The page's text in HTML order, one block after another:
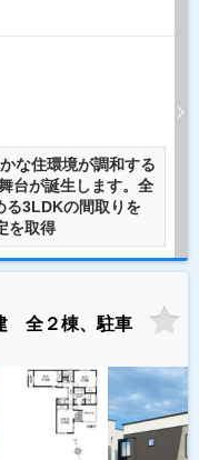
な住環境が調和する
台が誕生します。全
る3LDKの間取りを
を取得
全２棟、駐車